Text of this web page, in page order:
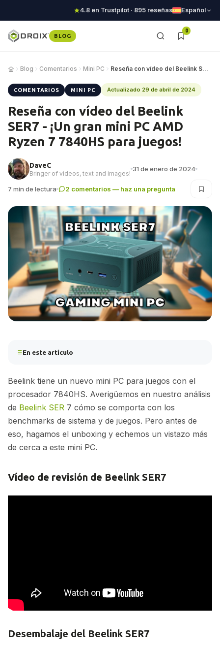
4.8 en Trustpilot · 895 reseñas Español
BLOG
0
Blog Comentarios Mini PC Reseña con vídeo del Beelink SER7 - ¡Un gran m…
COMENTARIOS MINI PC Actualizado 29 de abril de 2024
Reseña con vídeo del Beelink
SER7 - ¡Un gran mini PC AMD
Ryzen 7 7840HS para juegos!
DaveC
Bringer of videos, text and images!
31 de enero de 2024
7 min de lectura 2 comentarios — haz una pregunta
En este artículo
Beelink tiene un nuevo mini PC para juegos con el
procesador 7840HS. Averigüemos en nuestro análisis
de Beelink SER 7 cómo se comporta con los
benchmarks de sistema y de juegos. Pero antes de
eso, hagamos el unboxing y echemos un vistazo más
de cerca a este mini PC.
Vídeo de revisión de Beelink SER7
Desembalaje del Beelink SER7